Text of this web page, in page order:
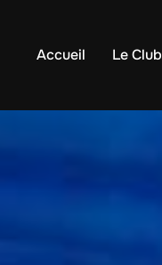
Accueil Le Club